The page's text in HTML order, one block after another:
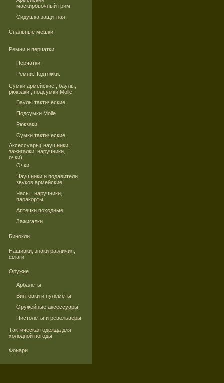
маскировочный грим
Сидушка защитная
Спальные мешки
Ремни и перчатки
Перчатки
Ремни.Подтяжки.
Сумки армейские , баулы,
рюкзаки , подсумки Molle
Баулы тактические
Подсумки Molle
Рюкзаки
Сумки тактические
Аксессуары( наушники,
зажигалки, наручники,
очки)
Очки
Наушники и подавители
звуков армейские
Часы , наручники,
паракорты
Аптечки походные
Зажигалки
Бинокли
Нашивки, знаки различия,
флаги
Оружие
Арбалеты
Винтовки и пулеметы
Оружейные аксессуары
Пистолеты и револьверы
Тактическая одежда для
холодной погоды
Фонари